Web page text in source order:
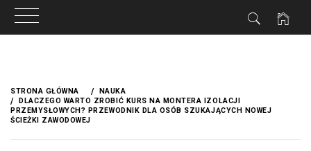
treściSTRONA GŁÓWNA
NAUKA
DLACZEGO WARTO ZROBIĆ KURS NA MONTERA IZOLACJI
PRZEMYSŁOWYCH? PRZEWODNIK DLA OSÓB SZUKAJĄCYCH NOWEJ
ŚCIEŻKI ZAWODOWEJ